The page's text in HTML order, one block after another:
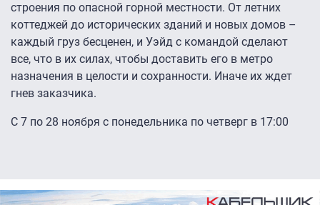
строения по опасной горной местности. От летних
коттеджей до исторических зданий и новых домов –
каждый груз бесценен, и Уэйд с командой сделают
все, что в их силах, чтобы доставить его в метро
назначения в целости и сохранности. Иначе их ждет
гнев заказчика.
С 7 по 28 ноября с понедельника по четверг в 17:00